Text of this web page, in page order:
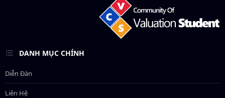
DANH MỤC CHÍNH
Diễn Đàn
Liên Hệ